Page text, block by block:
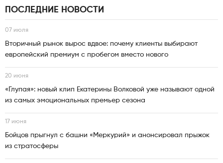
ПОСЛЕДНИЕ НОВОСТИ
07 июля
Вторичный рынок вырос вдвое: почему клиенты выбирают
европейский премиум с пробегом вместо нового
20 июня
«Глупая»: новый клип Екатерины Волковой уже называют одной
из самых эмоциональных премьер сезона
17 июня
Бойцов прыгнул с башни «Меркурий» и анонсировал прыжок
из стратосферы